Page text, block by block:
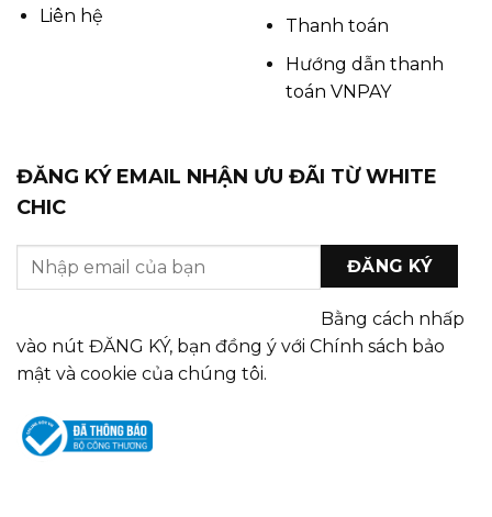
Liên hệ
Thanh toán
Hướng dẫn thanh
toán VNPAY
ĐĂNG KÝ EMAIL NHẬN ƯU ĐÃI TỪ WHITE
CHIC
Bằng cách nhấp
vào nút ĐĂNG KÝ, bạn đồng ý với Chính sách bảo
mật và cookie của chúng tôi.